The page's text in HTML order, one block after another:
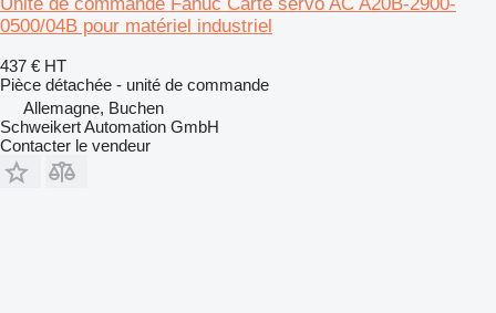
0500/04B pour matériel industriel
437 € HT
Pièce détachée - unité de commande
Allemagne, Buchen
Schweikert Automation GmbH
Contacter le vendeur